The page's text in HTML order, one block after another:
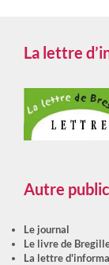
La lettre
Autre
Le journal
Le livre de
La lettre